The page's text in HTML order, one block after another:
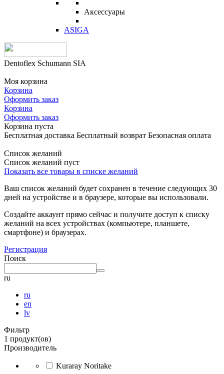
Аксессуары
ASIGA
Dentoflex Schumann SIA
Моя корзина
Корзина
Оформить заказ
Корзина
Оформить заказ
Корзина пуста
Бесплатная доставка Бесплатный возврат Безопасная оплата
Список желаний
Список желаний пуст
Показать все товары в списке желаний
Ваш список желаний будет сохранен в течение следующих 30
дней на устройстве и в браузере, которые вы использовали.
Создайте аккаунт прямо сейчас и получите доступ к списку
желаний на всех устройствах (компьютере, планшете,
смартфоне) и браузерах.
Регистрация
Поиск
ru
ru
en
lv
Фильтр
1 продукт(ов)
Производитель
Kuraray Noritake